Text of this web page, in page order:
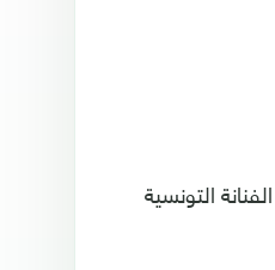
التونسية